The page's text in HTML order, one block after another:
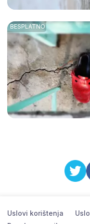
Uslovi korištenja